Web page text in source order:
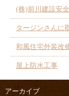
(株)前川建設安
タージンさんに
和風住宅外装改
屋上防水工事
アーカイブ